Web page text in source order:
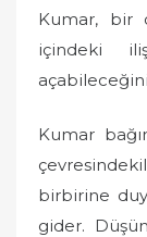
Kumar, bir
içindeki
Kumar
birbirine
gider.